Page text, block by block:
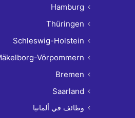
Hamburg
Thüringen
Schleswig-Holstein
Vörpommern
Bremen
Saarland
وظائف في ألمانيا